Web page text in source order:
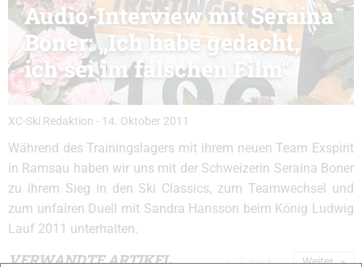
Audio-Interview mit Seraina
Boner: „Ich habe gedacht,
ich sei im falschen Film“
XC-Ski Redaktion - 14. Oktober 2011
Während des Trainingslagers mit ihrem neuen Team Exspirit
in Ramsau haben wir uns mit der Schweizerin Seraina Boner
zu ihrem Sieg in den Ski Classics, zum Teamwechsel und
zum unfairen Duell mit Sandra Hansson beim König Ludwig
Lauf 2011 unterhalten.
VERWANDTE ARTIKEL Zurück Weiter